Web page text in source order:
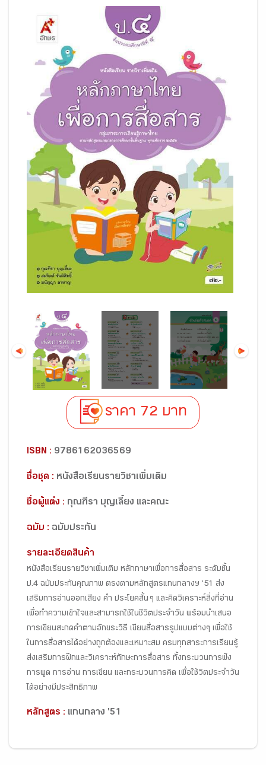
ราคา 72 บาท
ISBN : 9786162036569
ชื่อชุด : หนังสือเรียนรายวิชาเพิ่มเติม
ชื่อผู้แต่ง : กุณฑีรา บุญเลี้ยง และคณะ
ฉบับ : ฉบับประกัน
รายละเอียดสินค้า
หนังสือเรียนรายวิชาเพิ่มเติม หลักภาษาเพื่อการสื่อสาร ระดับชั้น
ป.4 ฉบับประกันคุณภาพ ตรงตามหลักสูตรแกนกลางฯ '51 ส่ง
เสริมการอ่านออกเสียง คำ ประโยคสั้น ๆ และคิดวิเคราะห์สิ่งที่อ่าน
เพื่อทำความเข้าใจและสามารถใช้ในชีวิตประจำวัน พร้อมนำเสนอ
การเขียนสะกดคำตามอักขระวิธี เขียนสื่อสารรูปแบบต่างๆ เพื่อใช้
ในการสื่อสารได้อย่างถูกต้องและเหมาะสม ครบทุกสาระการเรียนรู้
ส่งเสริมการฝึกและวิเคราะห์ทักษะการสื่อสาร ทั้งกระบวนการฟัง
การพูด การอ่าน การเขียน และกระบวนการคิด เพื่อใช้วิตประจำวัน
ได้อย่างมีประสิทธิภาพ
หลักสูตร : แกนกลาง '51